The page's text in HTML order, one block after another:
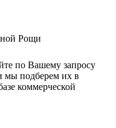
Рощи
по Вашему запросу
мы подберем их в
коммерческой